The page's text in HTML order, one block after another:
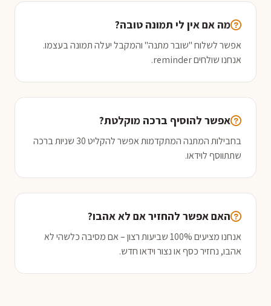
מה אם אין לי תמונה טובה?
אפשר לשלוח "שובר מתנה" והמקבל יעלה תמונה בעצמו.
אנחנו שולחים reminder.
אפשר להוסיף ברכה מוקלטת?
בחבילות המתנה המתקדמות אפשר להקליט 30 שניות ברכה
שתתווסף לוידאו.
האם אפשר להחזיר אם לא אהבו?
אנחנו מציעים 100% שביעות רצון – אם מסיבה כלשהי לא
אהבו, נחזיר כסף או נצור וידאו חדש.